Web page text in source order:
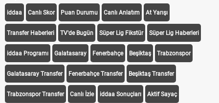
iddaa Canlı Skor Puan Durumu Canlı Anlatım At Yarışı
Transfer Haberleri TV'de Bugün Süper Lig Fikstür Süper Lig Haberleri
iddaa Programı Galatasaray Fenerbahçe Beşiktaş Trabzonspor
Galatasaray Transfer Fenerbahçe Transfer Beşiktaş Transfer
Trabzonspor Transfer Canlı İzle iddaa Sonuçları Aktif Sayaç